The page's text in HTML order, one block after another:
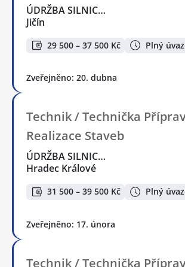
ÚDRŽBA SILNIC…
Jičín
29 500 – 37 500 Kč Plný
Zveřejněno: 20. dubna
Technik / Technička
Realizace Staveb
ÚDRŽBA SILNIC…
Hradec Králové
31 500 – 39 500 Kč Plný
Zveřejněno: 17. února
Technik / Technička